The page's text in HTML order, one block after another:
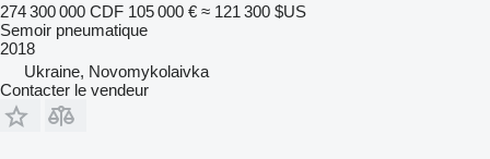
274 300 000 CDF 105 000 € ≈ 121 300 $US
Semoir pneumatique
2018
Ukraine, Novomykolaivka
Contacter le vendeur